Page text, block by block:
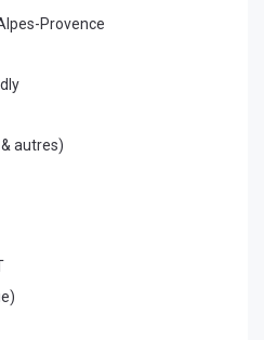
Provence
autres)